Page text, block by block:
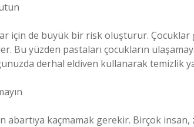
için de büyük bir risk oluşturur. Çocuklar
Bu yüzden pastaları çocukların
derhal eldiven kullanarak temizlik
abartıya kaçmamak gerekir. Birçok